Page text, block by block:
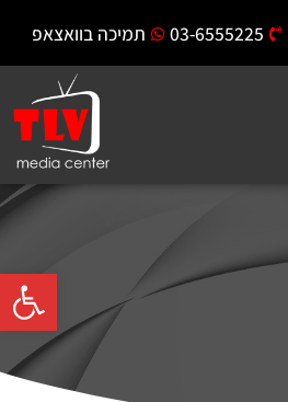
פתח
03-6555225 תמיכה בוואצאפ